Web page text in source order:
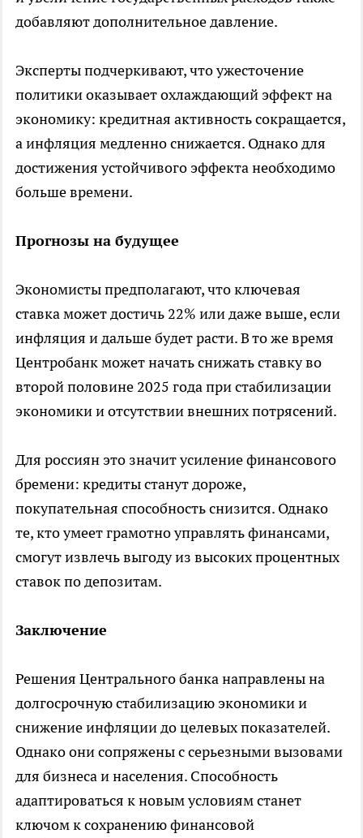
добавляют дополнительное давление.
Эксперты подчеркивают, что ужесточение
политики оказывает охлаждающий эффект на
экономику: кредитная активность сокращается,
а инфляция медленно снижается. Однако для
достижения устойчивого эффекта необходимо
больше времени.
Прогнозы на будущее
Экономисты предполагают, что ключевая
ставка может достичь 22% или даже выше, если
инфляция и дальше будет расти. В то же время
Центробанк может начать снижать ставку во
второй половине 2025 года при стабилизации
экономики и отсутствии внешних потрясений.
Для россиян это значит усиление финансового
бремени: кредиты станут дороже,
покупательная способность снизится. Однако
те, кто умеет грамотно управлять финансами,
смогут извлечь выгоду из высоких процентных
ставок по депозитам.
Заключение
Решения Центрального банка направлены на
долгосрочную стабилизацию экономики и
снижение инфляции до целевых показателей.
Однако они сопряжены с серьезными вызовами
для бизнеса и населения. Способность
адаптироваться к новым условиям станет
ключом к сохранению финансовой